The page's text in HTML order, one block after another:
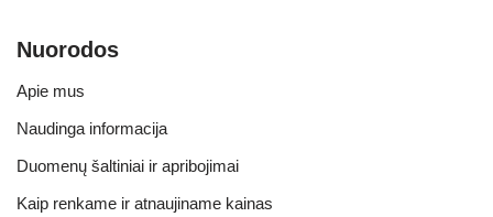
Nuorodos
Apie mus
Naudinga informacija
Duomenų šaltiniai ir apribojimai
Kaip renkame ir atnaujiname kainas